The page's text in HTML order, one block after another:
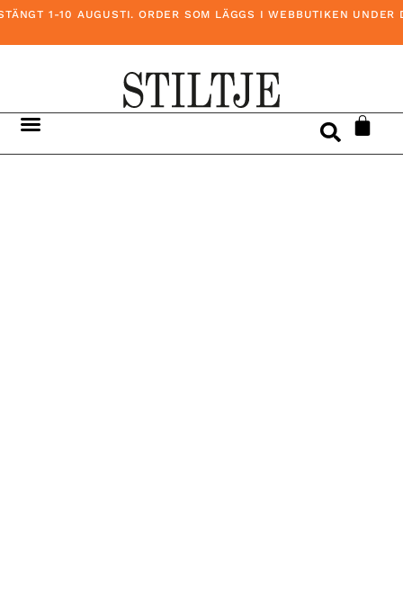
1-10 AUGUSTI. ORDER SOM LÄGGS I WEBBUTIKEN UNDER